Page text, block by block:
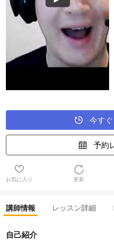
今す
予約
お気に入り 更新
講師情報 レッスン詳細
自己紹介